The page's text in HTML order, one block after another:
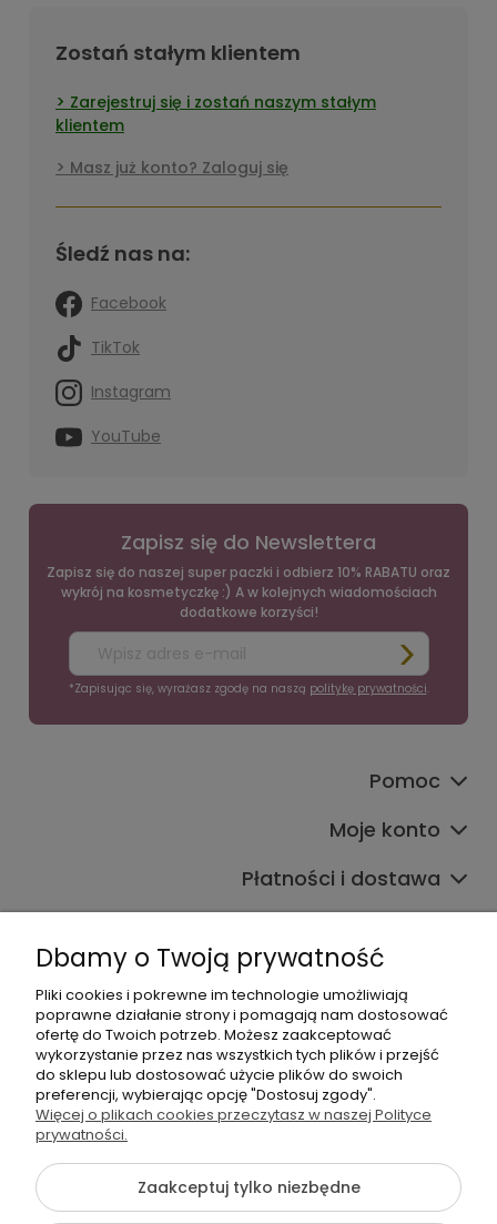
Zostań stałym klientem
Zarejestruj się i zostań naszym stałym
klientem
Masz już konto? Zaloguj się
Śledź nas na:
Facebook
TikTok
Instagram
YouTube
Zapisz się do Newslettera
Zapisz się do naszej super paczki i odbierz 10% RABATU oraz
wykrój na kosmetyczkę :) A w kolejnych wiadomościach
dodatkowe korzyści!
*Zapisując się, wyrażasz zgodę na naszą politykę prywatności.
Pomoc
Moje konto
Płatności i dostawa
+48 605 141 363
Dbamy o Twoją prywatność
Pliki cookies i pokrewne im technologie umożliwiają
poprawne działanie strony i pomagają nam dostosować
ofertę do Twoich potrzeb. Możesz zaakceptować
wykorzystanie przez nas wszystkich tych plików i przejść
do sklepu lub dostosować użycie plików do swoich
preferencji, wybierając opcję "Dostosuj zgody".
Więcej o plikach cookies przeczytasz w naszej Polityce
prywatności.
Zaakceptuj tylko niezbędne